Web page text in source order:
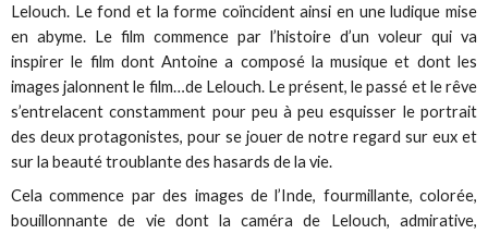
Lelouch. Le fond et la forme coïncident ainsi en une ludique mise
en abyme. Le film commence par l’histoire d’un voleur qui va
inspirer le film dont Antoine a composé la musique et dont les
images jalonnent le film…de Lelouch. Le présent, le passé et le rêve
s’entrelacent constamment pour peu à peu esquisser le portrait
des deux protagonistes, pour se jouer de notre regard sur eux et
sur la beauté troublante des hasards de la vie.
Cela commence par des images de l’Inde, fourmillante, colorée,
bouillonnante de vie dont la caméra de Lelouch, admirative,